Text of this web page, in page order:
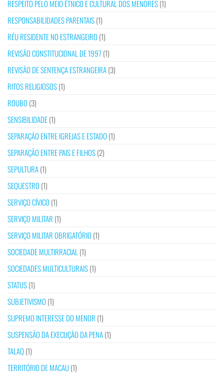
RESPEITO PELO MEIO ÉTNICO E CULTURAL DOS MENORES(1)
RESPONSABILIDADES PARENTAIS(1)
RÉU RESIDENTE NO ESTRANGEIRO (1)
REVISÃO CONSTITUCIONAL DE 1997 (1)
REVISÃO DE SENTENÇA ESTRANGEIRA(3)
RITOS RELIGIOSOS(1)
ROUBO (3)
SENSIBILIDADE(1)
SEPARAÇÃO ENTRE IGREJAS E ESTADO (1)
SEPARAÇÃO ENTRE PAIS E FILHOS(2)
SEPULTURA(1)
SEQUESTRO (1)
SERVIÇO CÍVICO (1)
SERVIÇO MILITAR (1)
SERVIÇO MILITAR OBRIGATÓRIO (1)
SOCIEDADE MULTIRRACIAL (1)
SOCIEDADES MULTICULTURAIS(1)
STATUS(1)
SUBJETIVISMO (1)
SUPREMO INTERESSE DO MENOR (1)
SUSPENSÃO DA EXECUÇÃO DA PENA(1)
TALAQ(1)
TERRITÓRIO DE MACAU(1)